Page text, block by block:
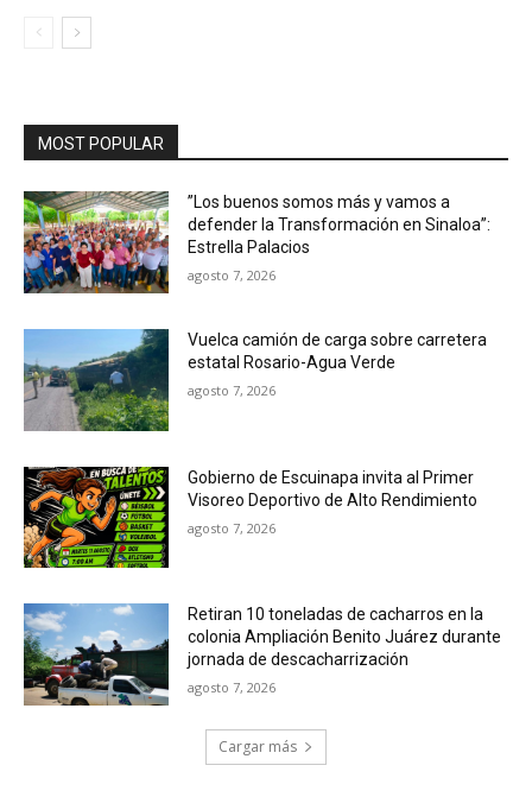
MOST POPULAR
”Los buenos somos más y vamos a
defender la Transformación en Sinaloa”:
Estrella Palacios
agosto 7, 2026
Vuelca camión de carga sobre carretera
estatal Rosario-Agua Verde
agosto 7, 2026
Gobierno de Escuinapa invita al Primer
Visoreo Deportivo de Alto Rendimiento
agosto 7, 2026
Retiran 10 toneladas de cacharros en la
colonia Ampliación Benito Juárez durante
jornada de descacharrización
agosto 7, 2026
Cargar más